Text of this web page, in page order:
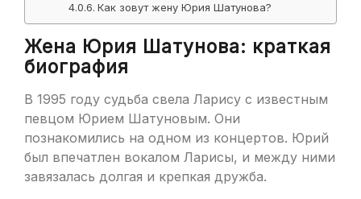
Как зовут жену Юрия Шатунова?
Жена Юрия Шатунова: краткая
биография
В 1995 году судьба свела Ларису с известным
певцом Юрием Шатуновым. Они
познакомились на одном из концертов. Юрий
был впечатлен вокалом Ларисы, и между ними
завязалась долгая и крепкая дружба.